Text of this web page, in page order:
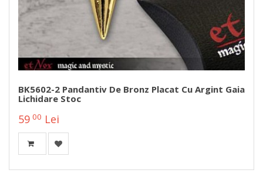
BK5602-2 Pandantiv De Bronz Placat Cu Argint Gaia
Lichidare Stoc
59 00 Lei